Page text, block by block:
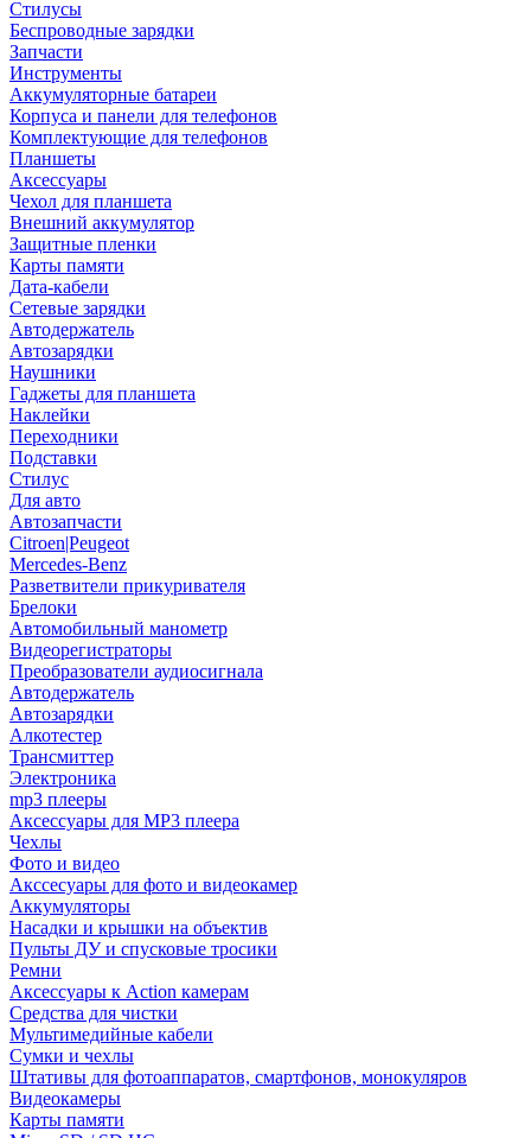
Стилусы
Беспроводные зарядки
Запчасти
Инструменты
Аккумуляторные батареи
Корпуса и панели для телефонов
Комплектующие для телефонов
Планшеты
Аксессуары
Чехол для планшета
Внешний аккумулятор
Защитные пленки
Карты памяти
Дата-кабели
Сетевые зарядки
Автодержатель
Автозарядки
Наушники
Гаджеты для планшета
Наклейки
Переходники
Подставки
Стилус
Для авто
Автозапчасти
Citroen|Peugeot
Mercedes-Benz
Разветвители прикуривателя
Брелоки
Автомобильный манометр
Видеорегистраторы
Преобразователи аудиосигнала
Автодержатель
Автозарядки
Алкотестер
Трансмиттер
Электроника
mp3 плееры
Аксессуары для MP3 плеера
Чехлы
Фото и видео
Акссесуары для фото и видеокамер
Аккумуляторы
Насадки и крышки на объектив
Пульты ДУ и спусковые тросики
Ремни
Аксессуары к Action камерам
Средства для чистки
Мультимедийные кабели
Сумки и чехлы
Штативы для фотоаппаратов, смартфонов, монокуляров
Видеокамеры
Карты памяти